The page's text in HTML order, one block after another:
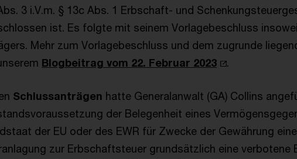
3 i.V.m. § 13c Abs. 1 Erbschaft- und
ist. Es folgte mit seinem Vorlagebeschluss
Mehr zum Vorlagebeschluss und dem zugrunde
Blogbeitrag vom 22. Februar 2023 .
Schlussanträgen hatte Generalanwalt (GA) Collins
der Belegenheit eines
der EU oder des EWR für Zwecke der Gewährung
zur Erbschaftsteuer grundsätzlich eine verbotene